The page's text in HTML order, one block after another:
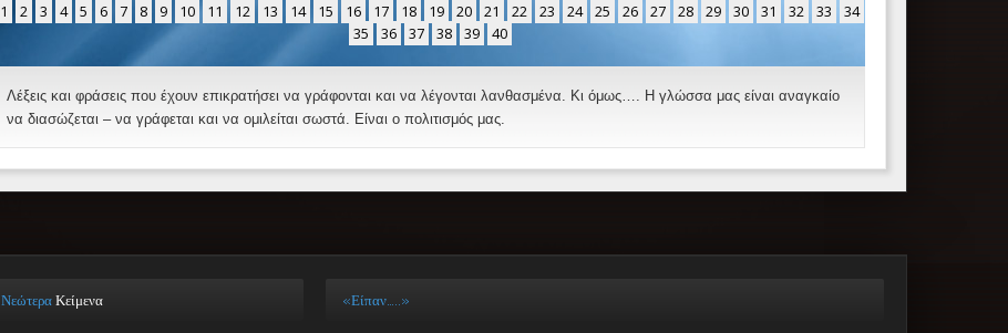
1 2 3 4 5 6 7 8 9 10 11 12 13 14 15 16 17 18 19 20 21 22 23 24 25 26 27 28 29 30 31 32 33
34
35
36 37 38 39 40
Λέξεις και φράσεις που έχουν επικρατήσει να γράφονται και να λέγονται λανθασμένα. Κι όμως…. Η γλώσσα μας είναι αναγκαίο
να διασώζεται – να γράφεται και να ομιλείται σωστά. Είναι ο πολιτισμός μας.
Νεώτερα Κείμενα «Είπαν…..»